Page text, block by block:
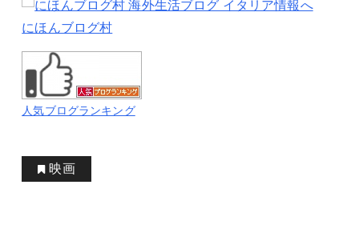
にほんブログ村
人気ブログランキング
映画